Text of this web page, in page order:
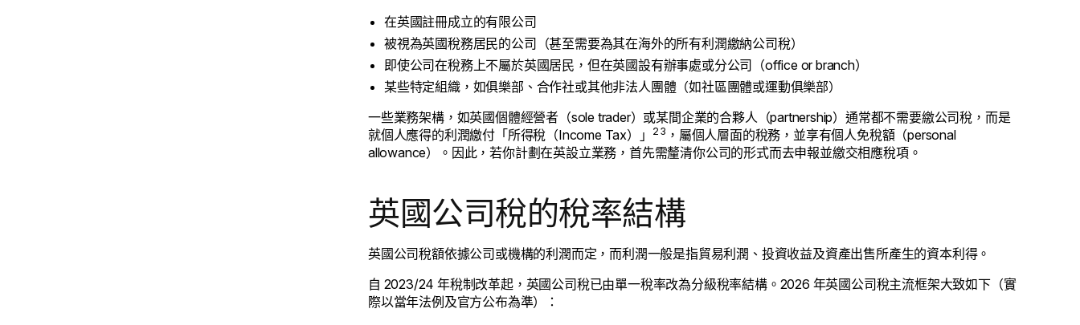
在英國註冊成立的有限公司
被視為英國稅務居民的公司（甚至需要為其在海外的所有利潤繳納公司稅）
即使公司在稅務上不屬於英國居民，但在英國設有辦事處或分公司（office or branch）
某些特定組織，如俱樂部、合作社或其他非法人團體（如社區團體或運動俱樂部）
一些業務架構，如英國個體經營者（sole trader）或某間企業的合夥人（partnership）通常都不需要繳公司稅，而是
就個人應得的利潤繳付「所得稅（Income Tax）」
2 3 ，屬個人層面的稅務，並享有個人免稅額（personal
allowance）。因此，若你計劃在英設立業務，首先需釐清你公司的形式而去申報並繳交相應稅項。
英國公司稅的稅率結構
英國公司稅額依據公司或機構的利潤而定，而利潤一般是指貿易利潤、投資收益及資產出售所產生的資本利得。
自 2023/24 年稅制改革起，英國公司稅已由單一稅率改為分級稅率結構。2026 年英國公司稅主流框架大致如下（實
際以當年法例及官方公布為準）：